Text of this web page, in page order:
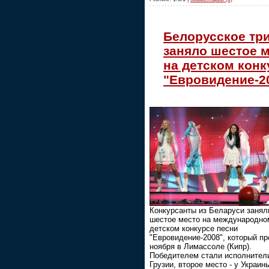
Белорусское
заняло шестое
на детском
"Евровидение-
Конкурсанты из Беларуси
шестое место на
детском конкурсе песни
"Евровидение-2008", который
ноября в Лимассоле (Кипр).
Победителем стали
Грузии, второе место - у